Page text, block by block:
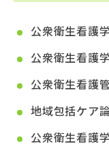
公衆衛生看護
公衆衛生看護
公衆衛生看護
地域包括ケア
公衆衛生看護